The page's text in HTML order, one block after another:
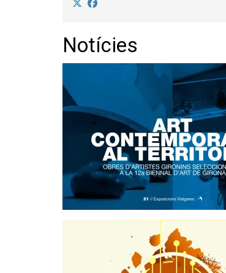
Notícies